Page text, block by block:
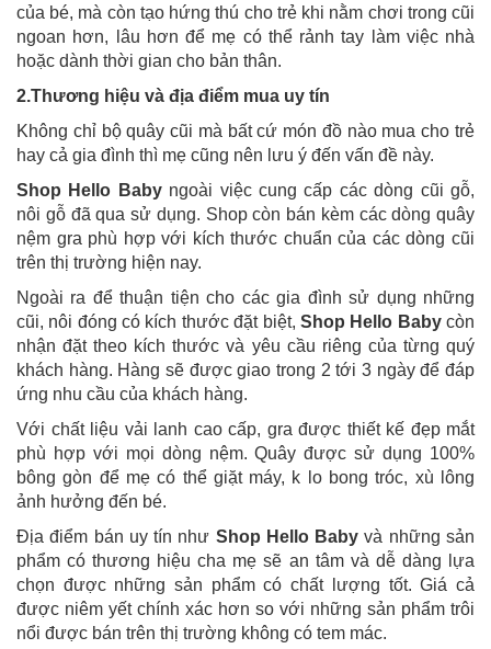
của bé, mà còn tạo hứng thú cho trẻ khi nằm chơi trong cũi
ngoan hơn, lâu hơn để mẹ có thể rảnh tay làm việc nhà
hoặc dành thời gian cho bản thân.
2.Thương hiệu và địa điểm mua uy tín
Không chỉ bộ quây cũi mà bất cứ món đồ nào mua cho trẻ
hay cả gia đình thì mẹ cũng nên lưu ý đến vấn đề này.
Shop Hello Babyngoài việc cung cấp các dòng cũi gỗ,
nôi gỗ đã qua sử dụng. Shop còn bán kèm các dòng quây
nệm gra phù hợp với kích thước chuẩn của các dòng cũi
trên thị trường hiện nay.
Ngoài ra để thuận tiện cho các gia đình sử dụng những
cũi, nôi đóng có kích thước đặt biệt, Shop Hello Babycòn
nhận đặt theo kích thước và yêu cầu riêng của từng quý
khách hàng. Hàng sẽ được giao trong 2 tới 3 ngày để đáp
ứng nhu cầu của khách hàng.
Với chất liệu vải lanh cao cấp, gra được thiết kế đẹp mắt
phù hợp với mọi dòng nệm. Quây được sử dụng 100%
bông gòn để mẹ có thể giặt máy, k lo bong tróc, xù lông
ảnh hưởng đến bé.
Địa điểm bán uy tín như Shop Hello Baby và những sản
phẩm có thương hiệu cha mẹ sẽ an tâm và dễ dàng lựa
chọn được những sản phẩm có chất lượng tốt. Giá cả
được niêm yết chính xác hơn so với những sản phẩm trôi
nổi được bán trên thị trường không có tem mác.